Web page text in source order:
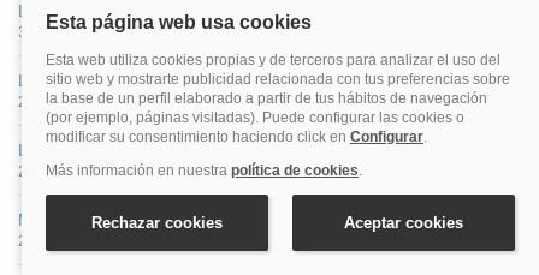
Lafortunada
3 hoteles
Laspuña
2 hoteles
Loarre
2 hoteles
Morillo De Tou
2 hoteles